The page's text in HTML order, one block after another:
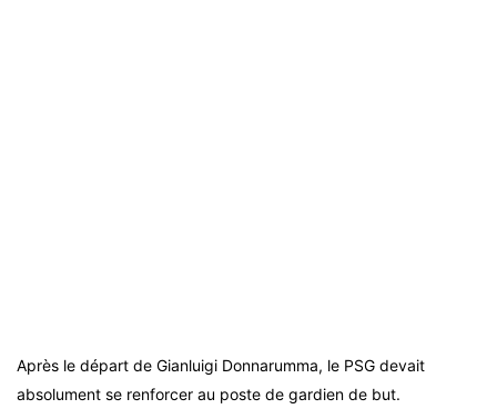
Après le départ de Gianluigi Donnarumma, le PSG devait
absolument se renforcer au poste de gardien de but.